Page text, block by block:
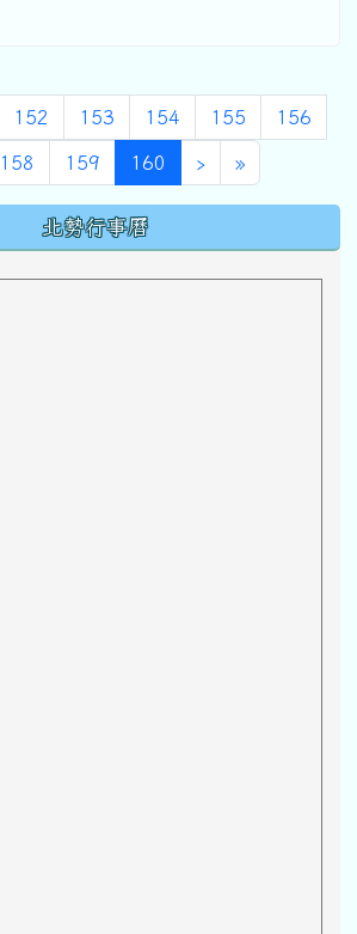
152 153 154 155 156
158 159 160 (目前頁次)
›下一頁
»最後頁
北勢行事曆